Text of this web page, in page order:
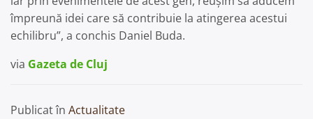
împreună idei care să contribuie la atingerea acestui
echilibru”, a conchis Daniel Buda.
via Gazeta de Cluj
Publicat în Actualitate